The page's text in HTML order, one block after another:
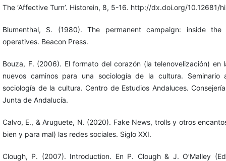
The ‘Affective Turn’. Historein, 8, 5-16. http://dx.doi.org/10.12681/
Blumenthal, S. (1980). The permanent campaign: inside
operatives. Beacon Press.
Bouza, F. (2006). El formato del corazón (la telenovelización) en
nuevos caminos para una sociología de la cultura. Seminario
sociología de la cultura. Centro de Estudios Andaluces.
Junta de Andalucía.
Calvo, E., & Aruguete, N. (2020). Fake News, trolls y otros
bien y para mal) las redes sociales. Siglo XXI.
Clough, P. (2007). Introduction. En P. Clough & J. O’Malley